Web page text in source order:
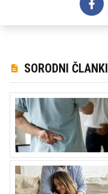
SORODNI ČLANKI